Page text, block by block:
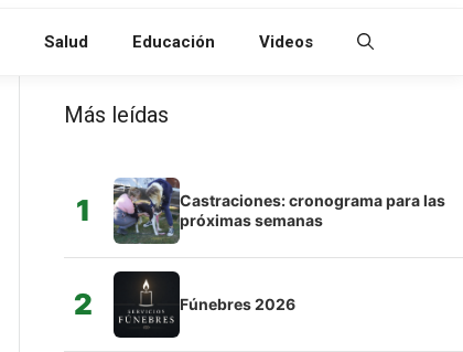
Salud Educación Videos
Más leídas
1
Castraciones: cronograma para las
próximas semanas
2 Fúnebres 2026